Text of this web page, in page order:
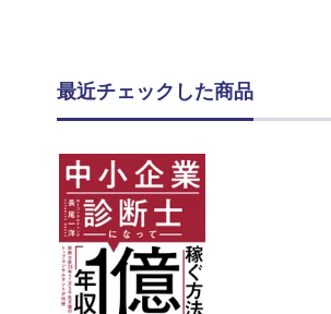
最近チェックした商品